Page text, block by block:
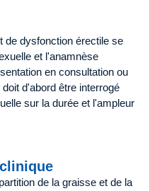
de dysfonction érectile se
et l'anamnèse
en consultation ou
d'abord être interrogé
sur la durée et l'ampleur
de la graisse et de la